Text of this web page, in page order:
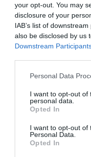
your opt-out. You may
disclosure of your
IAB’s list of
also be disclosed by us
Downstream
Personal Data
I want to opt-out of
personal data.
Opted In
I want to opt-out of
Personal Data.
Opted In
Δείγμα
Μπέγκιν,
Ισραηλινός
ηγέτης του
των σχέσεων
Αίγυπτο -